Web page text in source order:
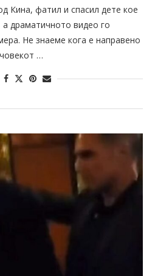
Кина, фатил и спасил дете кое
а драматичното видео го
Не знаеме кога е направено
…